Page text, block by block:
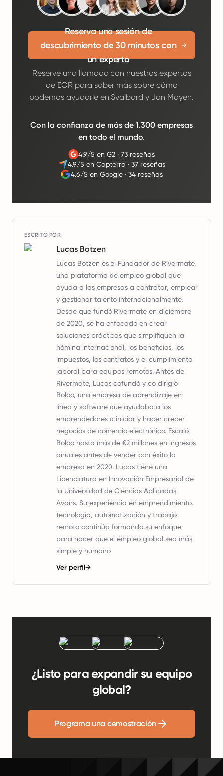
Reserva una sesión de
descubrimiento de 30 minutos con
un experto
Reserve una llamada con nuestros expertos
de EOR para saber más sobre cómo
podemos ayudarle en Svalbard y Jan Mayen.
Con la confianza de más de 1.300 empresas
en todo el mundo.
4.9/5 en G2 ·73 reseñas
4.9/5 en Capterra ·37 reseñas
4.6/5 en Google· 34 reseñas
ESCRITO POR
Lucas Botzen
Lucas Botzen es el Fundador de Rivermate,
una plataforma de empleo global que
ayuda a las empresas a contratar, emplear
y gestionar talento internacionalmente.
Desde que fundó Rivermate en diciembre
de 2020, se ha enfocado en crear
soluciones prácticas que simplifiquen la
nómina internacional, los beneficios, los
impuestos, los contratos y el cumplimiento
laboral para equipos remotos. Antes de
Rivermate, Lucas cofundó y co dirigió
Boloo, una empresa de aprendizaje en
línea y software que ayudaba a los
emprendedores a iniciar y hacer crecer
negocios de comercio electrónico. Escaló
Boloo hasta más de €2 millones en ingresos
anuales antes de vender con éxito la
empresa en 2020. Lucas tiene una
Licenciatura en Innovación Empresarial de
la Universidad de Ciencias Aplicadas
Avans. Su experiencia en emprendimiento,
tecnología, automatización y trabajo
remoto continúa formando su enfoque
para hacer que el empleo global sea más
simple y humano.
Ver perfil→
¿Listo para expandir su equipo
global?
Programa una demostración